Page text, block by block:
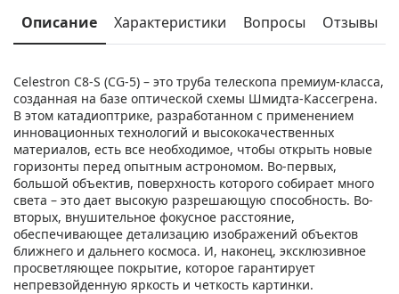
Описание Характеристики Вопросы Отзывы
Celestron C8-S (CG-5) – это труба телескопа премиум-класса,
созданная на базе оптической схемы Шмидта-Кассегрена.
В этом катадиоптрике, разработанном с применением
инновационных технологий и высококачественных
материалов, есть все необходимое, чтобы открыть новые
горизонты перед опытным астрономом. Во-первых,
большой объектив, поверхность которого собирает много
света – это дает высокую разрешающую способность. Во-
вторых, внушительное фокусное расстояние,
обеспечивающее детализацию изображений объектов
ближнего и дальнего космоса. И, наконец, эксклюзивное
просветляющее покрытие, которое гарантирует
непревзойденную яркость и четкость картинки.